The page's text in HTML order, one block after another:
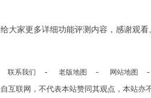
大家更多详细功能评测内容，感谢观看
联系我们 - 老版地图 - 网站地图 -
互联网，不代表本站赞同其观点，本站